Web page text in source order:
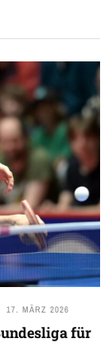
17. MÄRZ 2026
für